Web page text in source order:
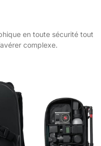
en toute sécurité tout
complexe.